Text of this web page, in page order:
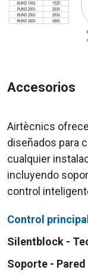
Accesorios
Airtècnics
diseñados para
cualquier
incluyendo
control
Control principal
Silentblock -
Soporte - Pared